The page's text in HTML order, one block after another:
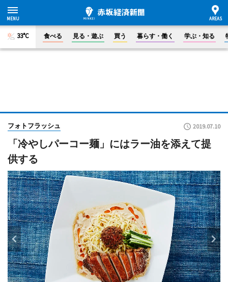
33°C 食べる 見る・遊ぶ 買う 暮らす・働く 学ぶ・知る
フォトフラッシュ 2019.07.10
「冷やしパーコー麺」にはラー油を添えて提
供する